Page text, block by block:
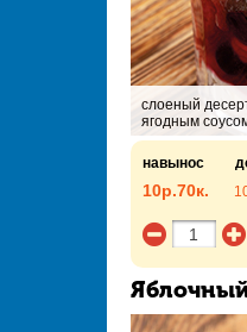
слоеный
ягодным
навынос
10р.70к.